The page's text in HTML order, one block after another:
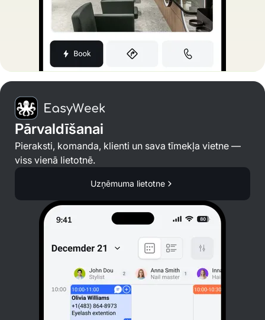
Pārvaldīšanai
Pieraksti, komanda, klienti un sava tīmekļa vietne —
viss vienā lietotnē.
Uzņēmuma lietotne